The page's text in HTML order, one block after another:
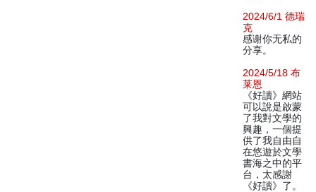
2024/6/1 德瑞
克
感谢你无私的
分享。
2024/5/18 布
莱恩
《好讀》網站
可以說是啟蒙
了我對文學的
興趣，一個提
供了我自由自
在悠遊於文學
書海之中的平
台，太感謝
《好讀》了。